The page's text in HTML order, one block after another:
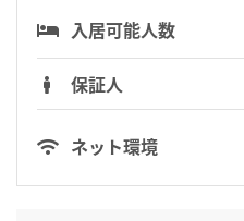
入居可能人数
保証人
ネット環境